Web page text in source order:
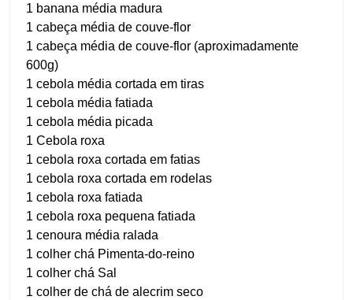
1 banana média madura
1 cabeça média de couve-flor
1 cabeça média de couve-flor (aproximadamente
600g)
1 cebola média cortada em tiras
1 cebola média fatiada
1 cebola média picada
1 Cebola roxa
1 cebola roxa cortada em fatias
1 cebola roxa cortada em rodelas
1 cebola roxa fatiada
1 cebola roxa pequena fatiada
1 cenoura média ralada
1 colher chá Pimenta-do-reino
1 colher chá Sal
1 colher de chá de alecrim seco